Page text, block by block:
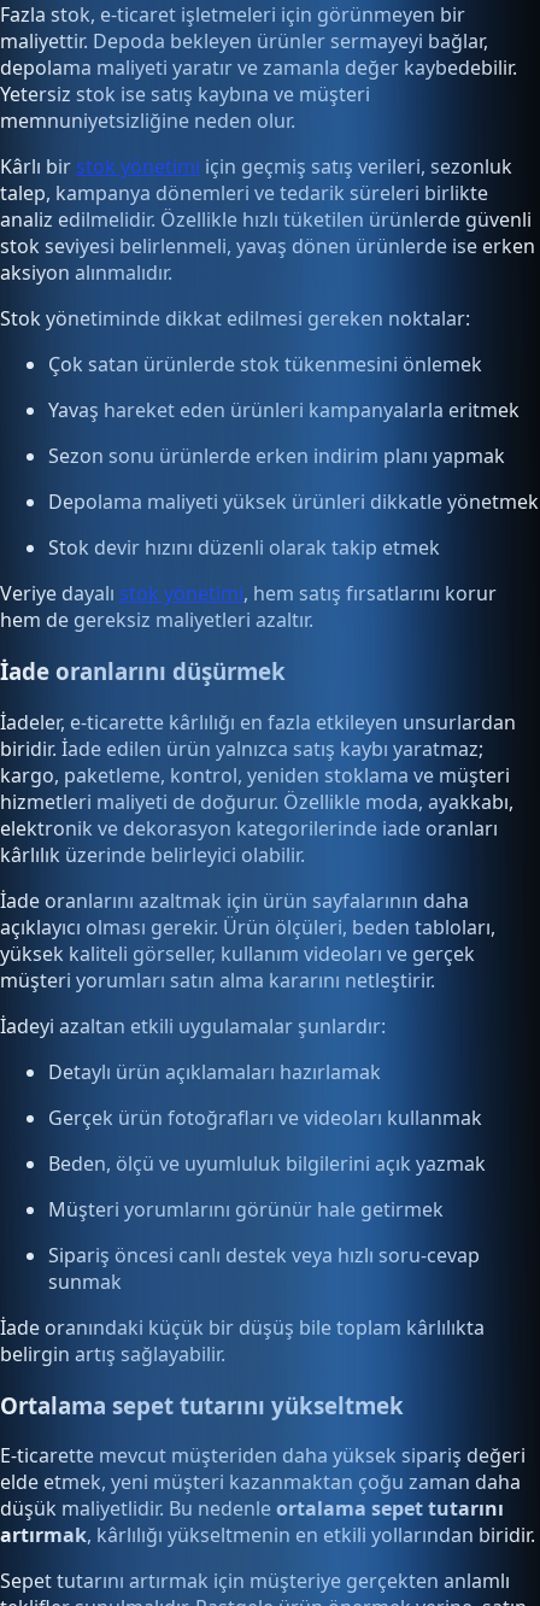
Fazla stok, e-ticaret işletmeleri için görünmeyen bir
maliyettir. Depoda bekleyen ürünler sermayeyi bağlar,
depolama maliyeti yaratır ve zamanla değer kaybedebilir.
Yetersiz stok ise satış kaybına ve müşteri
memnuniyetsizliğine neden olur.
Kârlı bir stok yönetimi için geçmiş satış verileri, sezonluk
talep, kampanya dönemleri ve tedarik süreleri birlikte
analiz edilmelidir. Özellikle hızlı tüketilen ürünlerde güvenli
stok seviyesi belirlenmeli, yavaş dönen ürünlerde ise erken
aksiyon alınmalıdır.
Stok yönetiminde dikkat edilmesi gereken noktalar:
Çok satan ürünlerde stok tükenmesini önlemek
Yavaş hareket eden ürünleri kampanyalarla eritmek
Sezon sonu ürünlerde erken indirim planı yapmak
Depolama maliyeti yüksek ürünleri dikkatle yönetmek
Stok devir hızını düzenli olarak takip etmek
Veriye dayalı stok yönetimi, hem satış fırsatlarını korur
hem de gereksiz maliyetleri azaltır.
İade oranlarını düşürmek
İadeler, e-ticarette kârlılığı en fazla etkileyen unsurlardan
biridir. İade edilen ürün yalnızca satış kaybı yaratmaz;
kargo, paketleme, kontrol, yeniden stoklama ve müşteri
hizmetleri maliyeti de doğurur. Özellikle moda, ayakkabı,
elektronik ve dekorasyon kategorilerinde iade oranları
kârlılık üzerinde belirleyici olabilir.
İade oranlarını azaltmak için ürün sayfalarının daha
açıklayıcı olması gerekir. Ürün ölçüleri, beden tabloları,
yüksek kaliteli görseller, kullanım videoları ve gerçek
müşteri yorumları satın alma kararını netleştirir.
İadeyi azaltan etkili uygulamalar şunlardır:
Detaylı ürün açıklamaları hazırlamak
Gerçek ürün fotoğrafları ve videoları kullanmak
Beden, ölçü ve uyumluluk bilgilerini açık yazmak
Müşteri yorumlarını görünür hale getirmek
Sipariş öncesi canlı destek veya hızlı soru-cevap
sunmak
İade oranındaki küçük bir düşüş bile toplam kârlılıkta
belirgin artış sağlayabilir.
Ortalama sepet tutarını yükseltmek
E-ticarette mevcut müşteriden daha yüksek sipariş değeri
elde etmek, yeni müşteri kazanmaktan çoğu zaman daha
düşük maliyetlidir. Bu nedenleortalama sepet tutarını
artırmak, kârlılığı yükseltmenin en etkili yollarından biridir.
Sepet tutarını artırmak için müşteriye gerçekten anlamlı